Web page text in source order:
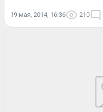
19 мая, 2014, 16:36 210